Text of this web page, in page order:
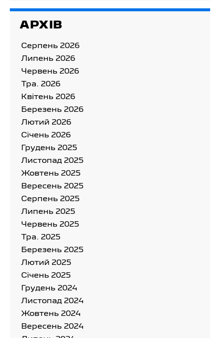
АРХІВ
Серпень 2026
Липень 2026
Червень 2026
Тра. 2026
Квітень 2026
Березень 2026
Лютий 2026
Cічень 2026
Грудень 2025
Листопад 2025
Жовтень 2025
Вересень 2025
Серпень 2025
Липень 2025
Червень 2025
Тра. 2025
Березень 2025
Лютий 2025
Cічень 2025
Грудень 2024
Листопад 2024
Жовтень 2024
Вересень 2024